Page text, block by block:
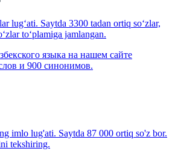
lug‘ati. Saytda 3300 tadan ortiq so‘zlar,
to‘plamiga jamlangan.
языка на нашем сайте
и 900 синонимов.
imlo lug'ati. Saytda 87 000 ortiq so'z bor.
tekshiring.